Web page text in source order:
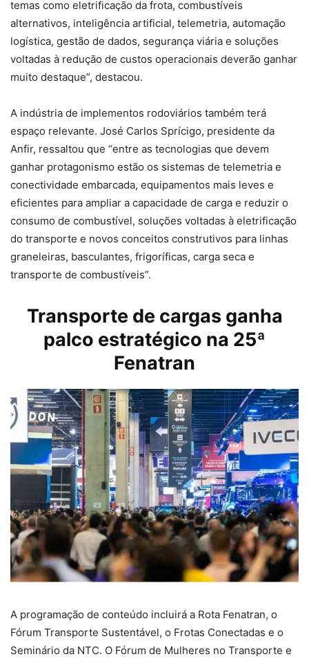
temas como eletrificação da frota, combustíveis
alternativos, inteligência artificial, telemetria, automação
logística, gestão de dados, segurança viária e soluções
voltadas à redução de custos operacionais deverão ganhar
muito destaque”, destacou.
A indústria de implementos rodoviários também terá
espaço relevante. José Carlos Sprícigo, presidente da
Anfir, ressaltou que “entre as tecnologias que devem
ganhar protagonismo estão os sistemas de telemetria e
conectividade embarcada, equipamentos mais leves e
eficientes para ampliar a capacidade de carga e reduzir o
consumo de combustível, soluções voltadas à eletrificação
do transporte e novos conceitos construtivos para linhas
graneleiras, basculantes, frigoríficas, carga seca e
transporte de combustíveis”.
Transporte de cargas ganha
palco estratégico na 25ª
Fenatran
A programação de conteúdo incluirá a Rota Fenatran, o
Fórum Transporte Sustentável, o Frotas Conectadas e o
Seminário da NTC. O Fórum de Mulheres no Transporte e